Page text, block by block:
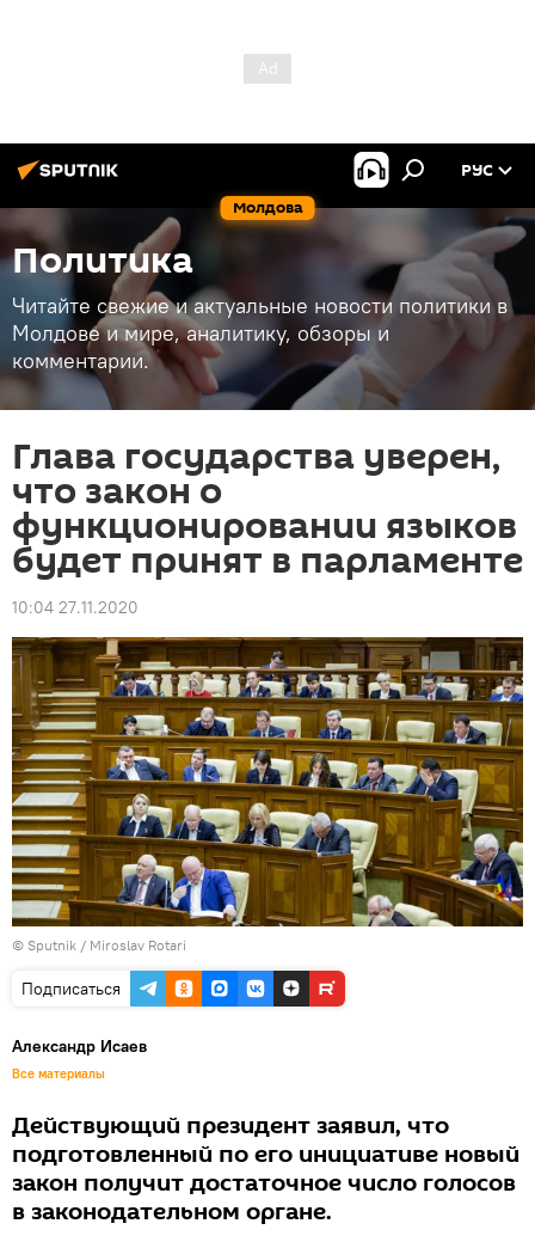
Молдова
РУС
Политика
Читайте свежие и актуальные новости политики в
Молдове и мире, аналитику, обзоры и
комментарии.
Глава государства уверен,
что закон о
функционировании языков
будет принят в парламенте
10:04 27.11.2020
© Sputnik / Miroslav Rotari
Подписаться
Александр Исаев
Все материалы
Действующий президент заявил, что
подготовленный по его инициативе новый
закон получит достаточное число голосов
в законодательном органе.